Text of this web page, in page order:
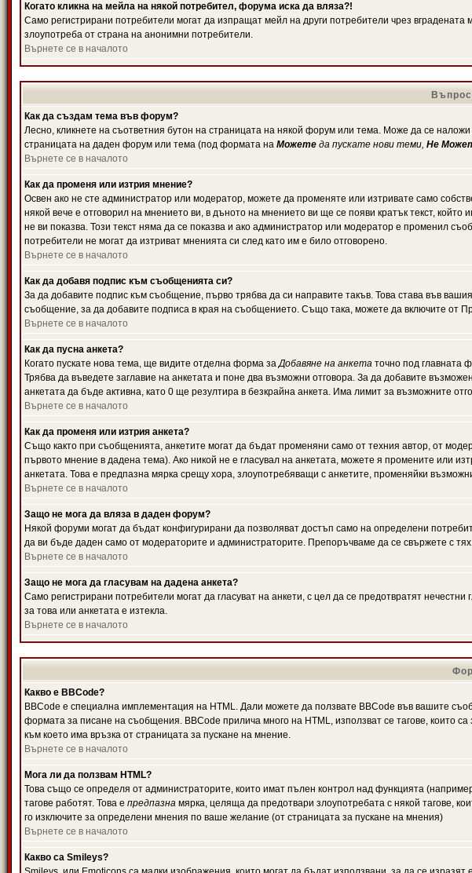
Когато кликна на мейла на някой потребител, форума иска да вляза?!
Само регистрирани потребители могат да изпращат мейл на други потребители чрез
злоупотреба от страна на анонимни потребители.
Върнете се в началото
Как да създам тема във форум?
Лесно, кликнете на съответния бутон на страницата на някой форум или тема. Може да се
страницата на даден форум или тема (под формата на Можете да пускате нови теми, Не
Върнете се в началото
Как да променя или изтрия мнение?
Освен ако не сте администратор или модератор, можете да променяте или изтривате само
някой вече е отговорил на мнението ви, в дъното на мнението ви ще се появи кратък текст,
не ви показва. Този текст няма да се показва и ако администратор или модератор е променил
потребители не могат да изтриват мненията си след като им е било отговорено.
Върнете се в началото
Как да добавя подпис към съобщенията си?
За да добавите подпис към съобщение, първо трябва да си направите такъв. Това става във
съобщение, за да добавите подписа в края на съобщението. Също така, можете да включите от
Върнете се в началото
Как да пусна анкета?
Когато пускате нова тема, ще видите отделна форма заДобавяне на анкета точно под главната
Трябва да въведете заглавие на анкетата и поне два възможни отговора. За да добавите
анкетата да бъде активна, като 0 ще резултира в безкрайна анкета. Има лимит за възможните
Върнете се в началото
Как да променя или изтрия анкета?
Също както при съобщенията, анкетите могат да бъдат променяни само от техния автор, от
първото мнение в дадена тема). Ако никой не е гласувал на анкетата, можете я промените или
анкетата. Това е предпазна мярка срещу хора, злоупотребяващи с анкетите, променяйки
Върнете се в началото
Защо не мога да вляза в даден форум?
Някой форуми могат да бъдат конфигурирани да позволяват достъп само на определени
да ви бъде даден само от модераторите и администраторите. Препоръчваме да се свържете с
Върнете се в началото
Защо не мога да гласувам на дадена анкета?
Само регистрирани потребители могат да гласуват на анкети, с цел да се предотвратят
за това или анкетата е изтекла.
Върнете се в началото
Какво е BBCode?
BBCode е специална имплементация на HTML. Дали можете да ползвате BBCode във вашите
формата за писане на съобщения. BBCode прилича много на HTML, използват се тагове, които
към което има връзка от страницата за пускане на мнение.
Върнете се в началото
Мога ли да ползвам HTML?
Това също се определя от администраторите, които имат пълен контрол над функцията
тагове работят. Това е предпазна мярка, целяща да предотвари злоупотребата с някой тагове,
го изключите за определени мнения по ваше желание (от страницата за пускане на мнения)
Върнете се в началото
Какво са Smileys?